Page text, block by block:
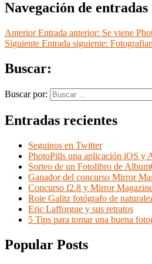
Navegación de entradas
Anterior Entrada anterior: Se viene
Siguiente Entrada siguiente:
Buscar:
Buscar por:
Entradas recientes
Seguinos en Twitter
PhotoPills una aplicación iOS y
Sorteo de un Fotolibro de
Ganador del concurso Mirror
Concurso f2.8 y Mirror
Roie Galitz fotógrafo de
Eric Lafforgue y sus retratos
5 Tips para tomar una buena
Popular Posts